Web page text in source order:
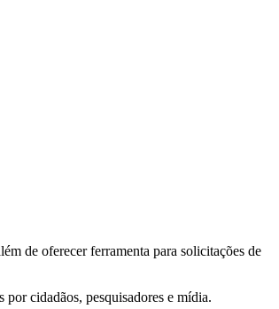
de oferecer ferramenta para solicitações de
cidadãos, pesquisadores e mídia.